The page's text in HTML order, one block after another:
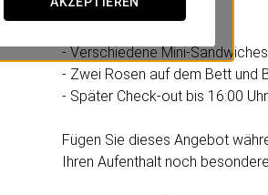
- Flasche Wasser.
- Verschiedene Mini-
- Zwei Rosen auf dem Bett und
- Später Check-out bis 16:00 Uhr.
Fügen Sie dieses Angebot
Ihren Aufenthalt noch